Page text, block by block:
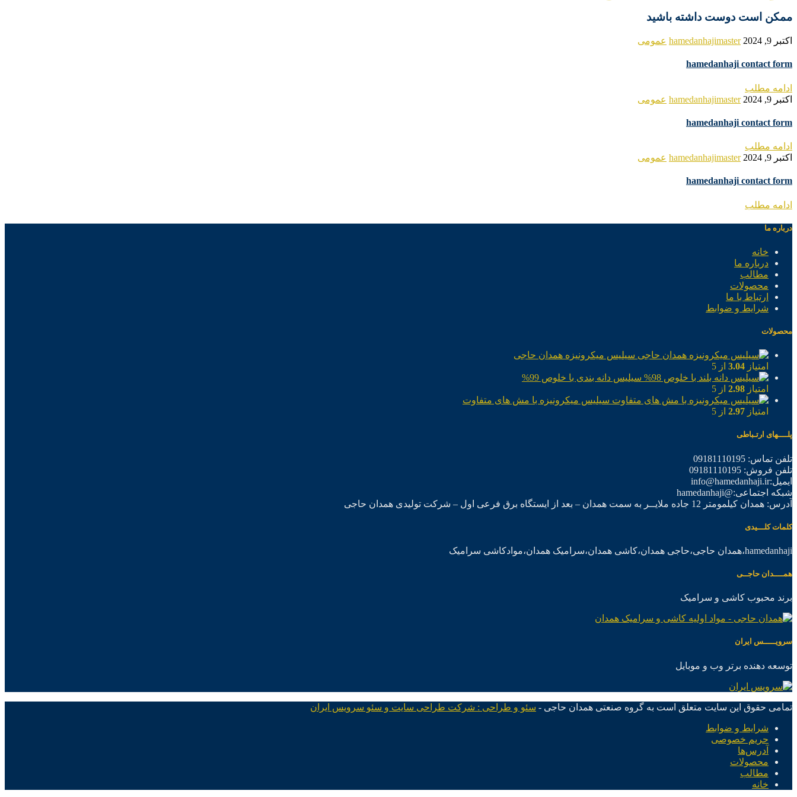
ممکن است دوست داشته باشید
اکتبر 9, 2024 hamedanhajimaster عمومی
hamedanhaji contact form
ادامه مطلب
اکتبر 9, 2024
hamedanhajimaster عمومی
hamedanhaji contact form
ادامه مطلب
اکتبر 9, 2024
hamedanhajimaster عمومی
hamedanhaji contact form
ادامه مطلب
درباره ما
خانه
درباره ما
مطالب
محصولات
ارتباط با ما
شرایط و ضوابط
محصولات
سیلیس میکرونیزه همدان حاجی
امتیاز 3.04 از 5
سیلیس دانه بندی با خلوص 99%
امتیاز 2.98 از 5
سیلیس میکرونیزه با مش های متفاوت
امتیاز 2.97 از 5
پلــــهای ارتـباطی
تلفن تماس: 09181110195
تلفن فروش: 09181110195
ایمیل:info@hamedanhaji.ir
شبکه اجتماعی:@hamedanhaji
آدرس: همدان کیلمومتر 12 جاده ملایــر به سمت همدان – بعد از ایستگاه برق فرعی اول – شرکت تولیدی همدان حاجی
کلمات کلـــیدی
hamedanhaji،همدان حاجی،حاجی همدان،کاشی همدان،سرامیک همدان،موادکاشی سرامیک
همــــدان حاجــی
برند محبوب کاشی و سرامیک
سرویـــــس ایران
توسعه دهنده برتر وب و موبایل
تمامی حقوق این سایت متعلق است به گروه صنعتی همدان حاجی - سئو و طراحی : شرکت طراحی سایت و سئو سرویس ایران
شرایط و ضوابط
حریم خصوصی
آدرس‌ها
محصولات
مطالب
خانه